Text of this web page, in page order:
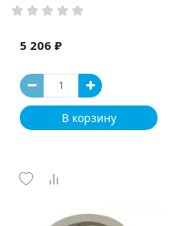
5 206 ₽
В корзину